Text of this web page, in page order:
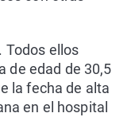
Todos ellos
de edad de 30,5
la fecha de alta
en el hospital